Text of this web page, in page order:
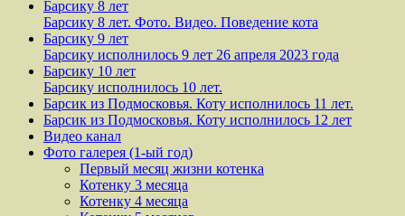
Барсику 8 лет
Барсику 8 лет. Фото. Видео. Поведение кота
Барсику 9 лет
Барсику исполнилось 9 лет 26 апреля 2023 года
Барсику 10 лет
Барсику исполнилось 10 лет.
Барсик из Подмосковья. Коту исполнилось 11 лет.
Барсик из Подмосковья. Коту исполнилось 12 лет
Видео канал
Фото галерея (1-ый год)
Первый месяц жизни котенка
Котенку 3 месяца
Котенку 4 месяца